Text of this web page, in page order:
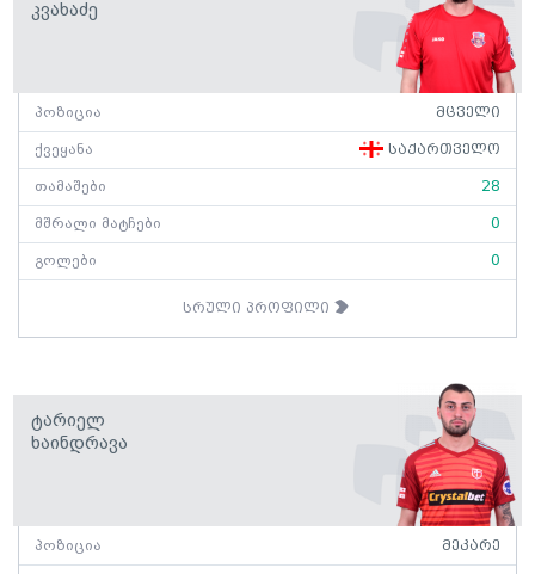
Კვახაძე
პოზიცია მცველი
ქვეყანა საქართველო
თამაშები 28
მშრალი მატჩები 0
გოლები 0
სრული პროფილი
Ტარიელ
Ხაინდრავა
პოზიცია მეკარე